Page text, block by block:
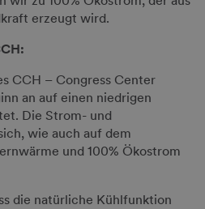
erzeugt wird.
CCH – Congress Center
an auf einen niedrigen
Die Strom- und
wie auch auf dem
und 100% Ökostrom
die natürliche Kühlfunktion